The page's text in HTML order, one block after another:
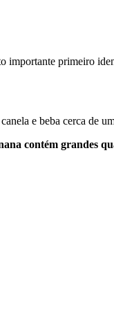
importante primeiro
e beba cerca de
contém grandes